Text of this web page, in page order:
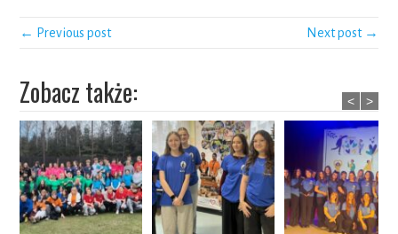
← Previous post Next post →
Zobacz także: < >